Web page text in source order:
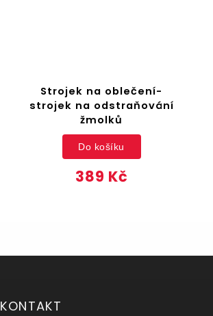
Opravné lepidlo na textil,
2x 50 ml, WENKO
339 Kč
Do košíku
KONTAKT